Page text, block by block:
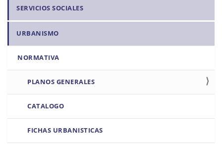
SERVICIOS SOCIALES
URBANISMO
NORMATIVA
PLANOS GENERALES
CATALOGO
FICHAS URBANISTICAS